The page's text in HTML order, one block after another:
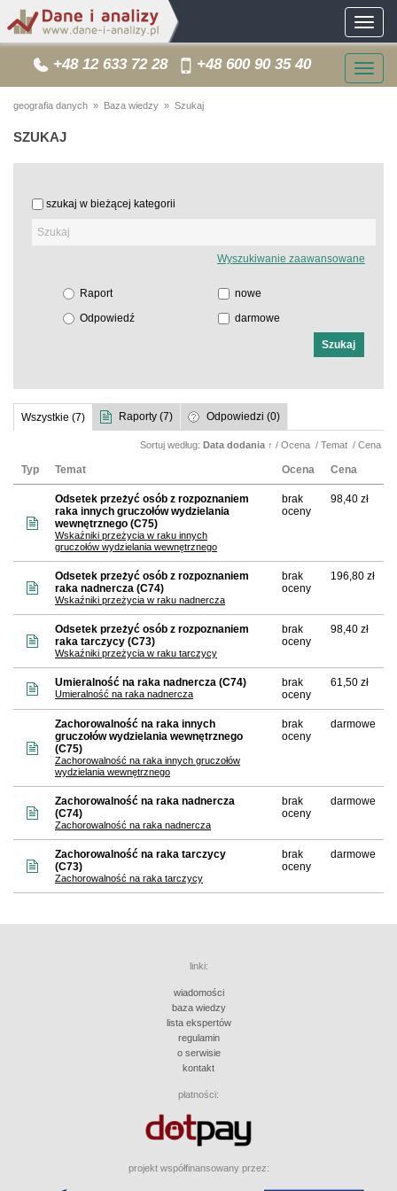
Toggle
+48 12 633 72 28 +48 600 90 35 40
geografia danych » Baza wiedzy » Szukaj
SZUKAJ
szukaj w bieżącej kategorii
Wyszukiwanie zaawansowane
Raport
Odpowiedź
nowe
darmowe
Wszystkie (7) Raporty (7) Odpowiedzi (0)
Sortuj według: Data dodania ↑ / Ocena / Temat / Cena
Typ Temat Ocena Cena
Odsetek przeżyć osób z rozpoznaniem
raka innych gruczołów wydzielania
wewnętrznego (C75)
Wskaźniki przeżycia w raku innych
gruczołów wydzielania wewnętrznego
brak
oceny
98,40 zł
Odsetek przeżyć osób z rozpoznaniem
raka nadnercza (C74)
Wskaźniki przeżycia w raku nadnercza
brak
oceny
196,80 zł
Odsetek przeżyć osób z rozpoznaniem
raka tarczycy (C73)
Wskaźniki przeżycia w raku tarczycy
brak
oceny
98,40 zł
Umieralność na raka nadnercza (C74)
Umieralność na raka nadnercza
brak
oceny
61,50 zł
Zachorowalność na raka innych
gruczołów wydzielania wewnętrznego
(C75)
Zachorowalność na raka innych gruczołów
wydzielania wewnętrznego
brak
oceny
darmowe
Zachorowalność na raka nadnercza
(C74)
Zachorowalność na raka nadnercza
brak
oceny
darmowe
Zachorowalność na raka tarczycy
(C73)
Zachorowalność na raka tarczycy
brak
oceny
darmowe
linki:
wiadomości
baza wiedzy
lista ekspertów
regulamin
o serwisie
kontakt
płatności:
projekt współfinansowany przez: